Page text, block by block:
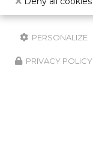
PERSONALIZE
PRIVACY POLICY